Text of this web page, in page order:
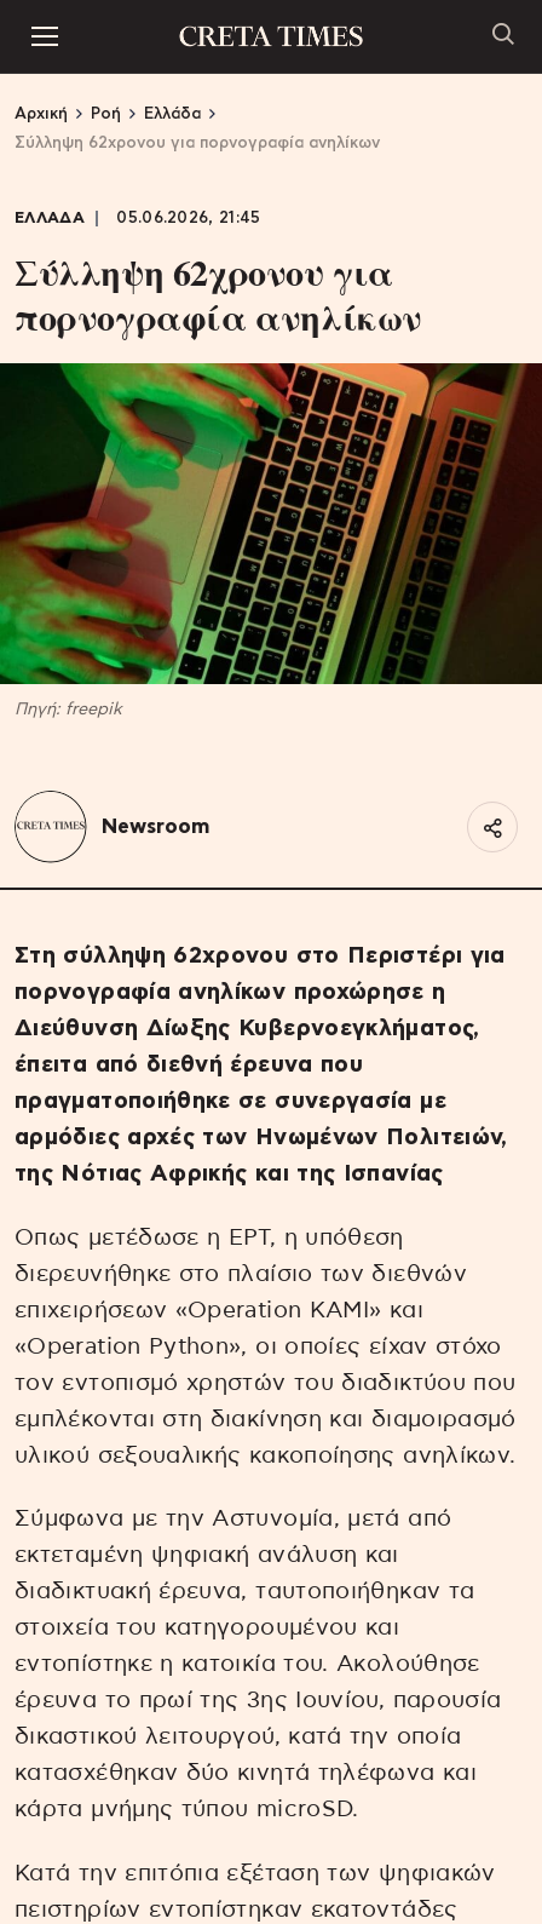
Αρχική Ροή
Ελλάδα
Σύλληψη 62χρονου για πορνογραφία ανηλίκων
ΕΛΛΑΔΑ 05.06.2026, 21:45
Σύλληψη 62χρονου για
πορνογραφία ανηλίκων
Πηγή: freepik
Newsroom
Στη σύλληψη 62χρονου στο Περιστέρι για
πορνογραφία ανηλίκων προχώρησε η
Διεύθυνση Δίωξης Κυβερνοεγκλήματος,
έπειτα από διεθνή έρευνα που
πραγματοποιήθηκε σε συνεργασία με
αρμόδιες αρχές των Ηνωμένων Πολιτειών,
της Νότιας Αφρικής και της Ισπανίας
Οπως μετέδωσε η ΕΡΤ, η υπόθεση
διερευνήθηκε στο πλαίσιο των διεθνών
επιχειρήσεων «Operation KAMI» και
«Operation Python», οι οποίες είχαν στόχο
τον εντοπισμό χρηστών του διαδικτύου που
εμπλέκονται στη διακίνηση και διαμοιρασμό
υλικού σεξουαλικής κακοποίησης ανηλίκων.
Σύμφωνα με την Αστυνομία, μετά από
εκτεταμένη ψηφιακή ανάλυση και
διαδικτυακή έρευνα, ταυτοποιήθηκαν τα
στοιχεία του κατηγορουμένου και
εντοπίστηκε η κατοικία του. Ακολούθησε
έρευνα το πρωί της 3ης Ιουνίου, παρουσία
δικαστικού λειτουργού, κατά την οποία
κατασχέθηκαν δύο κινητά τηλέφωνα και
κάρτα μνήμης τύπου microSD.
Κατά την επιτόπια εξέταση των ψηφιακών
πειστηρίων εντοπίστηκαν εκατοντάδες